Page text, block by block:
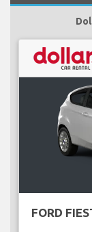
FORD